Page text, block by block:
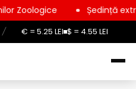
/ € = 5.25 LEI $ = 4.55 LEI
Ședință extraordinară la